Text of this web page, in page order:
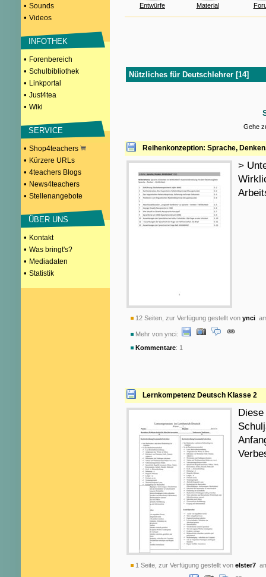
• Sounds
• Videos
INFOTHEK
• Forenbereich
• Schulbibliothek
• Linkportal
• Just4tea
• Wiki
SERVICE
• Shop4teachers
• Kürzere URLs
• 4teachers Blogs
• News4teachers
• Stellenangebote
ÜBER UNS
• Kontakt
• Was bringt's?
• Mediadaten
• Statistik
Entwürfe Material
Nützliches für Deutschlehrer [14]
Gehe
Reihenkonzeption: Sprache,
>
12 Seiten, zur Verfügung gestellt von ynci
Mehr von ynci:
Kommentare: 1
Lernkompetenz Deutsch Klasse 2
1 Seite, zur Verfügung gestellt von elster7